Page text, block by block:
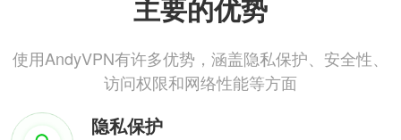
主要的优势
使用AndyVPN有许多优势，涵盖隐私保护、安全性、
访问权限和网络性能等方面
隐私保护